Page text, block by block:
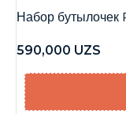
Набор бутылочек
590,000 UZS